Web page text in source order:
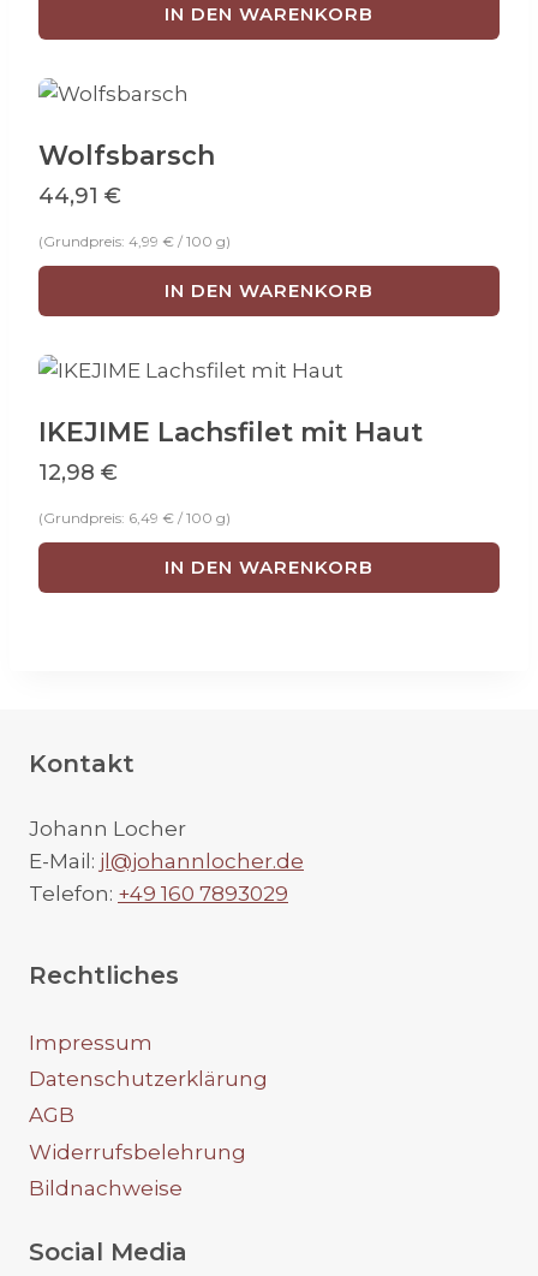
IN DEN WARENKORB
Wolfsbarsch
44,91 €
(Grundpreis: 4,99 € / 100 g)
IN DEN WARENKORB
IKEJIME Lachsfilet mit Haut
12,98 €
(Grundpreis: 6,49 € / 100 g)
IN DEN WARENKORB
Kontakt
Johann Locher
E-Mail: jl@johannlocher.de
Telefon: +49 160 7893029
Rechtliches
Impressum
Datenschutzerklärung
AGB
Widerrufsbelehrung
Bildnachweise
Social Media